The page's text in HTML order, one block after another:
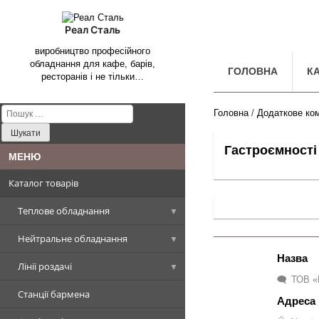
Реал Сталь
виробництво професійного
обладнання для кафе, барів,
ресторанів і не тільки…
Пошук:
Каталог товарів
Теплове обладнання
Котли харчоварильні
Котел харчоварильний
Плити промислові
Плити стандарт
Сковороди промислові
Нейтральне обладнання
Столи, Стіл-ванни, Стіл-тумби
Столи виробничі
Стелажі виробничі
Лінії роздачі
Вітрини холодильні
Станції бармена
ГОЛОВНА
Головна/ Додаткове
Гастроємності
ТОВ